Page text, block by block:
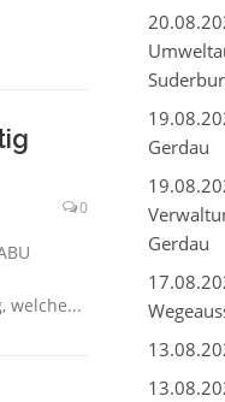
0
welche...
Gerdau
Gerdau